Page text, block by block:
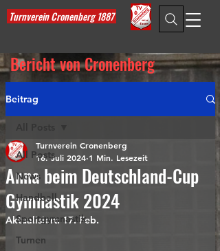
Turnverein Cronenberg 1887
Bericht von Cronenberg
Beitrag
All Posts
News
Handball
Sportgymnastik
Turnen
Anna beim Deutschland-Cup
Gymnastik 2024
Turnverein Cronenberg
16. Juli 2024 1 Min. Lesezeit
Aktualisiert:17. Feb.